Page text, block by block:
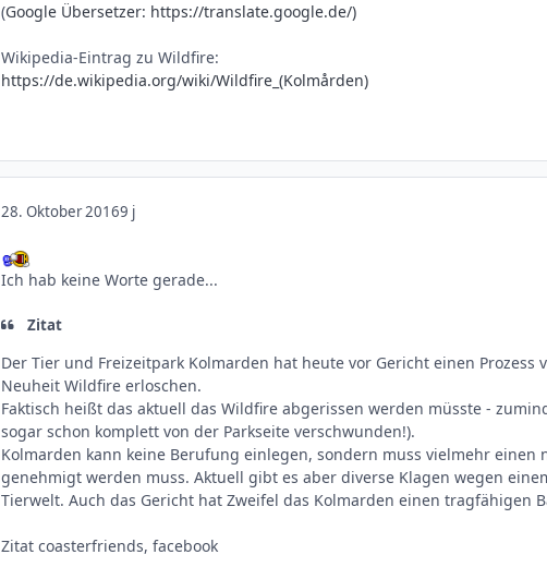
(Google Übersetzer: https://translate.google.de/)
Wikipedia-Eintrag zu Wildfire:
https://de.wikipedia.org/wiki/Wildfire_(Kolmården)
28. Oktober 20169 j
Ich hab keine Worte gerade...
Zitat
Der Tier und Freizeitpark Kolmarden hat heute vor Gericht einen
Neuheit Wildfire erloschen.
Faktisch heißt das aktuell das Wildfire abgerissen werden müsste -
sogar schon komplett von der Parkseite verschwunden!).
Kolmarden kann keine Berufung einlegen, sondern muss vielmehr
genehmigt werden muss. Aktuell gibt es aber diverse Klagen wegen
Tierwelt. Auch das Gericht hat Zweifel das Kolmarden einen tragfähigen
Zitat coasterfriends, facebook